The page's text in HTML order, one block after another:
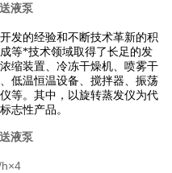
液泵​
发的经验和不断技术革新的积
等*技术领域取得了长足的发
缩装置、冷冻干燥机、喷雾干
低温恒温设备、搅拌器、振荡
等。其中，以旋转蒸发仪为代
志性产品。
液泵​